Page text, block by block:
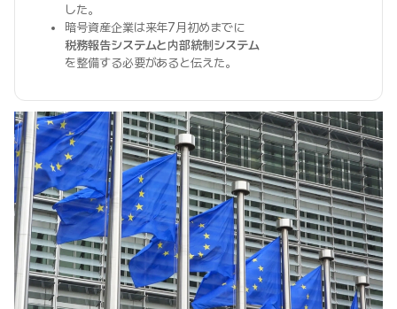
した。
暗号資産企業は来年7月初めまでに
税務報告システムと内部統制システム
を整備する必要があると伝えた。